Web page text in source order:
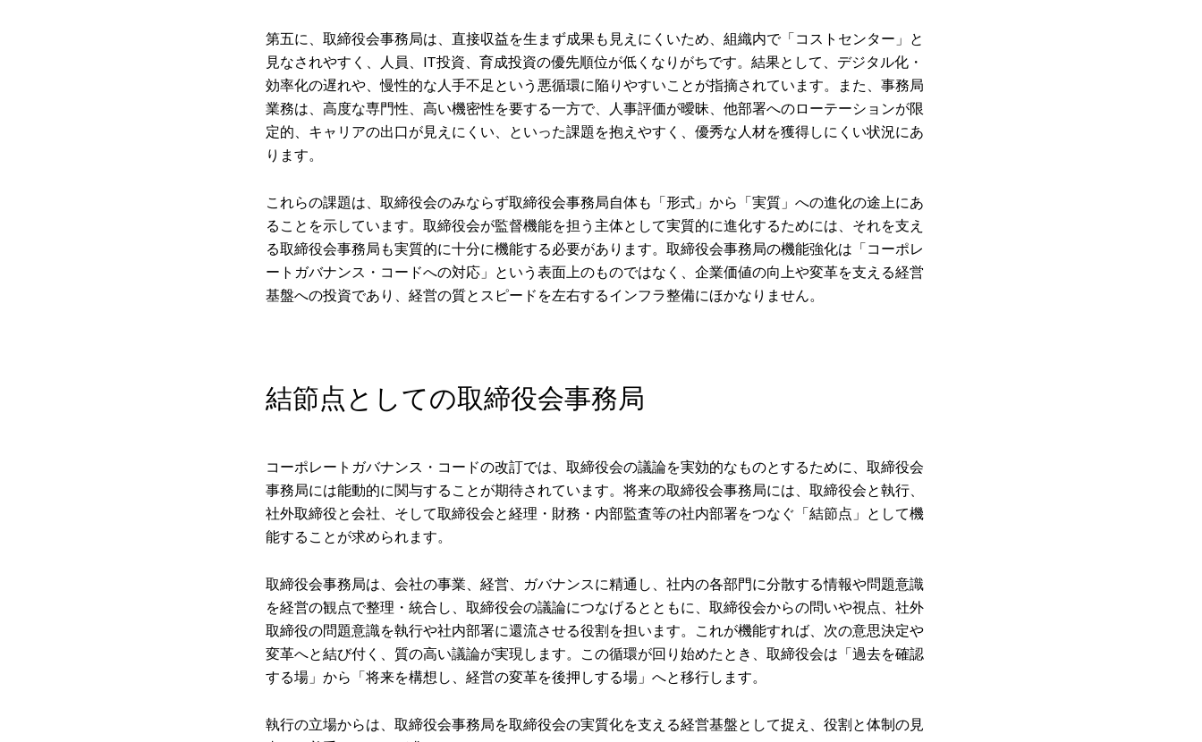
第五に、取締役会事務局は、直接収益を生まず成果も見えにくいため、組織内で「コストセンター」と
見なされやすく、人員、IT投資、育成投資の優先順位が低くなりがちです。結果として、デジタル化・
効率化の遅れや、慢性的な人手不足という悪循環に陥りやすいことが指摘されています。また、事務局
業務は、高度な専門性、高い機密性を要する一方で、人事評価が曖昧、他部署へのローテーションが限
定的、キャリアの出口が見えにくい、といった課題を抱えやすく、優秀な人材を獲得しにくい状況にあ
ります。
これらの課題は、取締役会のみならず取締役会事務局自体も「形式」から「実質」への進化の途上にあ
ることを示しています。取締役会が監督機能を担う主体として実質的に進化するためには、それを支え
る取締役会事務局も実質的に十分に機能する必要があります。取締役会事務局の機能強化は「コーポレ
ートガバナンス・コードへの対応」という表面上のものではなく、企業価値の向上や変革を支える経営
基盤への投資であり、経営の質とスピードを左右するインフラ整備にほかなりません。
結節点としての取締役会事務局
コーポレートガバナンス・コードの改訂では、取締役会の議論を実効的なものとするために、取締役会
事務局には能動的に関与することが期待されています。将来の取締役会事務局には、取締役会と執行、
社外取締役と会社、そして取締役会と経理・財務・内部監査等の社内部署をつなぐ「結節点」として機
能することが求められます。
取締役会事務局は、会社の事業、経営、ガバナンスに精通し、社内の各部門に分散する情報や問題意識
を経営の観点で整理・統合し、取締役会の議論につなげるとともに、取締役会からの問いや視点、社外
取締役の問題意識を執行や社内部署に還流させる役割を担います。これが機能すれば、次の意思決定や
変革へと結び付く、質の高い議論が実現します。この循環が回り始めたとき、取締役会は「過去を確認
する場」から「将来を構想し、経営の変革を後押しする場」へと移行します。
執行の立場からは、取締役会事務局を取締役会の実質化を支える経営基盤として捉え、役割と体制の見